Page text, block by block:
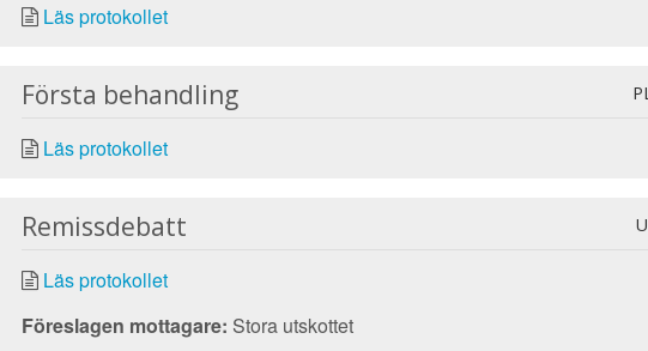
Läs protokollet
Första behandling
Läs protokollet
Remissdebatt
Läs protokollet
Föreslagen mottagare: Stora utskottet